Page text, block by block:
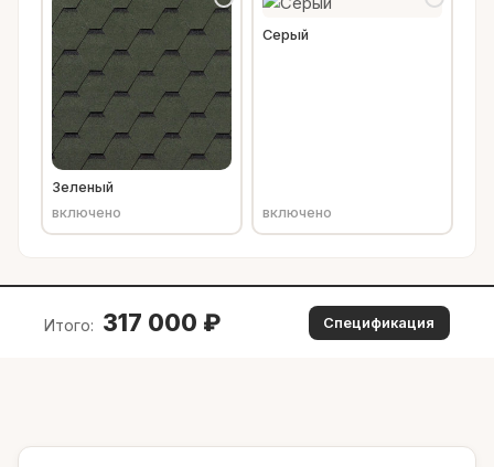
Зеленый
включено
Серый
включено
Итого: 317 000 ₽ Спецификация